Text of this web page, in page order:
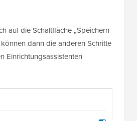
auf die Schaltfläche „Speichern
dann die anderen Schritte
Einrichtungsassistenten